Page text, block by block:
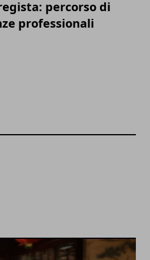
percorso di
professionali